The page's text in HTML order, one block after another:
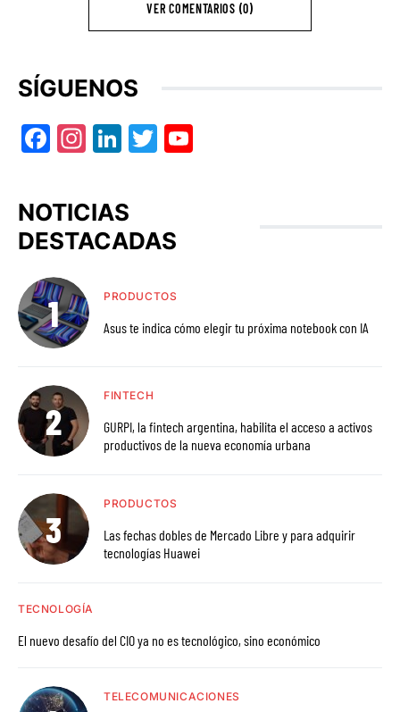
VER COMENTARIOS (0)
SÍGUENOS
Facebook
Instagram
LinkedIn
Twitter
NOTICIAS
DESTACADAS
PRODUCTOS
Asus te indica cómo elegir tu próxima notebook con IA
FINTECH
GURPI, la fintech argentina, habilita el acceso a activos
productivos de la nueva economía urbana
PRODUCTOS
Las fechas dobles de Mercado Libre y para adquirir
tecnologías Huawei
TECNOLOGÍA
El nuevo desafío del CIO ya no es tecnológico, sino económico
TELECOMUNICACIONES